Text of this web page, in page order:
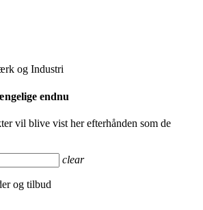
og Industri
endnu
vil blive vist her efterhånden som de
clear
og tilbud